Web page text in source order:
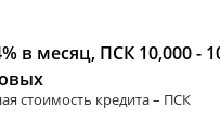
в месяц, ПСК 10,000 -
стоимость кредита – ПСК